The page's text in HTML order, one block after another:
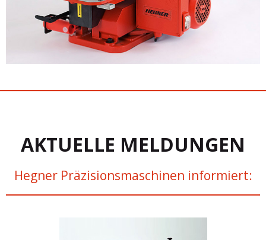
AKTUELLE MELDUNGEN
Hegner Präzisionsmaschinen informiert: